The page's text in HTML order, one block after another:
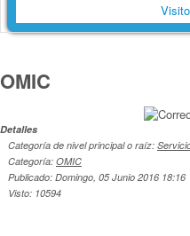
OMIC
Detalles
Categoría de nivel principal o raíz:
Categoría: OMIC
Publicado: Domingo, 05 Junio 2016 18:16
Visto: 10594